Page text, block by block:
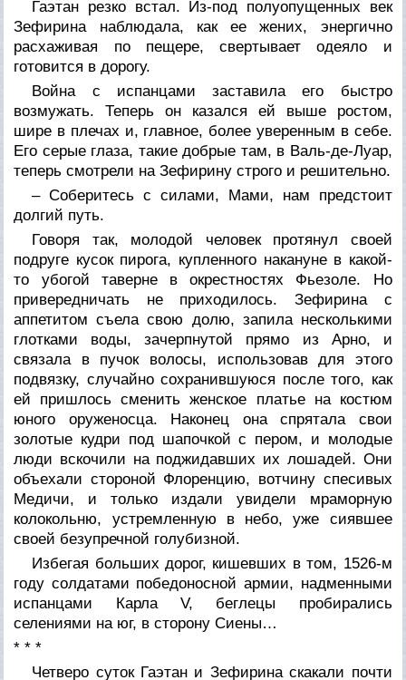
Гаэтан резко встал. Из-под полуопущенных век
Зефирина наблюдала, как ее жених, энергично
расхаживая по пещере, свертывает одеяло и
готовится в дорогу.
Война с испанцами заставила его быстро
возмужать. Теперь он казался ей выше ростом,
шире в плечах и, главное, более уверенным в себе.
Его серые глаза, такие добрые там, в Валь-де-Луар,
теперь смотрели на Зефирину строго и решительно.
– Соберитесь с силами, Мами, нам предстоит
долгий путь.
Говоря так, молодой человек протянул своей
подруге кусок пирога, купленного накануне в какой-
то убогой таверне в окрестностях Фьезоле. Но
привередничать не приходилось. Зефирина с
аппетитом съела свою долю, запила несколькими
глотками воды, зачерпнутой прямо из Арно, и
связала в пучок волосы, использовав для этого
подвязку, случайно сохранившуюся после того, как
ей пришлось сменить женское платье на костюм
юного оруженосца. Наконец она спрятала свои
золотые кудри под шапочкой с пером, и молодые
люди вскочили на поджидавших их лошадей. Они
объехали стороной Флоренцию, вотчину спесивых
Медичи, и только издали увидели мраморную
колокольню, устремленную в небо, уже сиявшее
своей безупречной голубизной.
Избегая больших дорог, кишевших в том, 1526-м
году солдатами победоносной армии, надменными
испанцами Карла V, беглецы пробирались
селениями на юг, в сторону Сиены…
* * *
Четверо суток Гаэтан и Зефирина скакали почти